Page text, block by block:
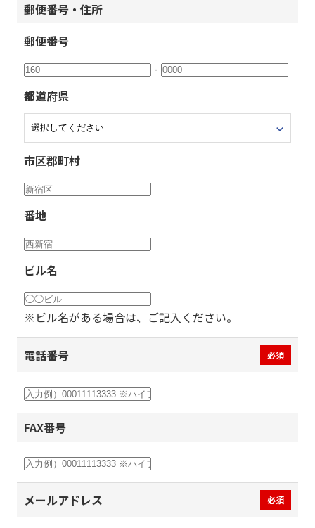
郵便番号・住所
郵便番号
-
都道府県
市区郡町村
番地
ビル名
※ビル名がある場合は、ご記入ください。
電話番号 必須
FAX番号
メールアドレス 必須